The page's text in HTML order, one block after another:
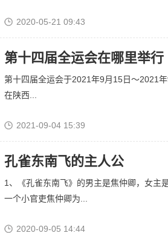
2020-05-21 09:43
第十四届全运会在哪里举行
第十四届全运会于2021年9月15日～2021
在陕西...
2021-09-04 15:39
孔雀东南飞的主人公
1、《孔雀东南飞》的男主是焦仲卿，女主
一个小官吏焦仲卿为...
2020-09-05 14:44